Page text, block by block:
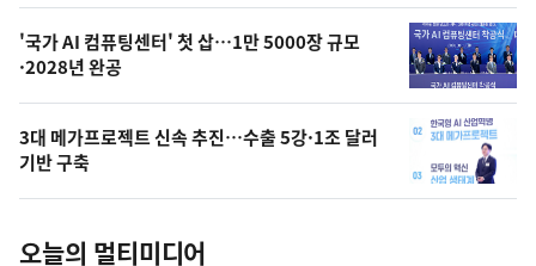
오
의
사
진
'국가 AI 컴퓨팅센터' 첫 삽…1만 5000장 규모
·2028년 완공
3대 메가프로젝트 신속 추진…수출 5강·1조 달러
기반 구축
오늘의 멀티미디어